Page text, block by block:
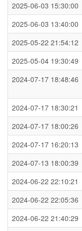
2025-06-03 15:30:00
2025-06-03 13:40:00
2025-05-22 21:54:12
2025-05-04 19:30:49
2024-07-17 18:48:46
2024-07-17 18:30:21
2024-07-17 18:00:26
2024-07-17 16:20:13
2024-07-13 18:00:39
2024-06-22 22:10:21
2024-06-22 22:05:36
2024-06-22 21:40:29